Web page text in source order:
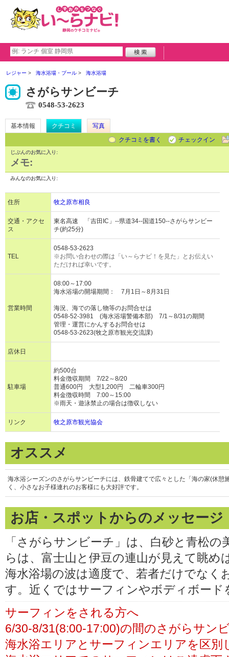
レジャー 海水浴場・プール 海水浴場
さがらサンビーチ
0548-53-2623
基本情報 クチコミ
写真
クチコミを書く
チェックイン
じぶんのお気に入り:
メモ:
みんなのお気に入り:
住所 牧之原市相良
交通・アクセ
ス
東名高速 「吉田IC」--県道34--国道150--さがらサンビー
チ(約25分)
TEL
0548-53-2623
※お問い合わせの際は「い～らナビ！を見た」とお伝えい
ただければ幸いです。
営業時間
08:00～17:00
海水浴場の開場期間： 7月1日～8月31日
海況、海での落し物等のお問合せは
0548-52-3981 (海水浴場警備本部) 7/1～8/31の期間
管理・運営にかんするお問合せは
0548-53-2623(牧之原市観光交流課)
店休日
駐車場
約500台
料金徴収期間 7/22～8/20
普通600円 大型1,200円 二輪車300円
料金徴収時間 7:00～15:00
※雨天・遊泳禁止の場合は徴収しない
リンク 牧之原市観光協会
オススメ
海水浴シーズンのさがらサンビーチには、鉄骨建てで広々とした「海の家(休
く、小さなお子様連れのお客様にも大好評です。
お店・スポットからのメッセージ
「さがらサンビーチ」は、白砂と青松
らは、富士山と伊豆の連山が見えて眺め
海水浴場の波は適度で、若者だけでなく
す。近くではサーフィンやボディボー
サーフィンをされる方へ
6/30-8/31(8:00-17:00)の間のさがらサン
海水浴エリアとサーフィンエリアを区別